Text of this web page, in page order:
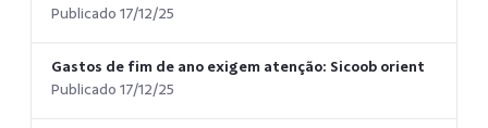
Publicado 17/12/25
Gastos de fim de ano exigem atenção: Sicoob orienta
Publicado 17/12/25